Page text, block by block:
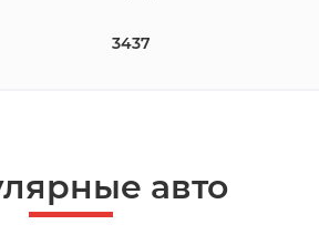
3437
авто